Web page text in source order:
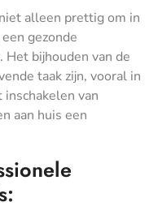
alleen prettig om in
gezonde
Het bijhouden van de
taak zijn, vooral in
van
aan huis een